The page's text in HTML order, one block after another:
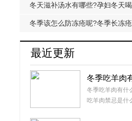
的原因有哪些?
冬天滋补汤水有哪些?孕妇冬天
较好?
冬季该怎么防冻疮呢?冬季长冻
什么?
最近更新
冬季吃羊肉
法呢?吃羊
什么?
冬季吃羊肉有什
吃羊肉禁忌是